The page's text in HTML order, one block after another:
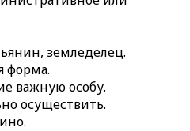
земледелец.
форма.
важную особу.
осуществить.